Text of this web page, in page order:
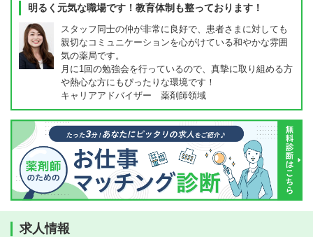
明るく元気な職場です！教育体制も整っております！
スタッフ同士の仲が非常に良好で、患者さまに対しても
親切なコミュニケーションを心がけている和やかな雰囲
気の薬局です。
月に1回の勉強会を行っているので、真摯に取り組める方
や熱心な方にもぴったりな環境です！
キャリアアドバイザー 薬剤師領域
求人情報